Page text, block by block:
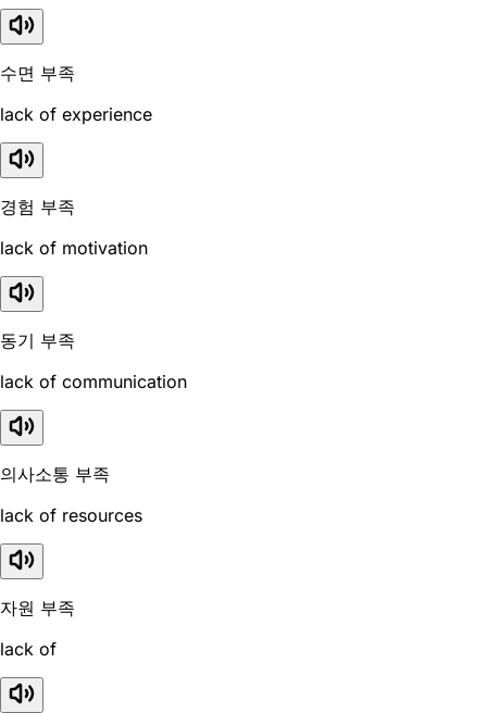
수면 부족
lack of experience
경험 부족
lack of motivation
동기 부족
lack of communication
의사소통 부족
lack of resources
자원 부족
lack of